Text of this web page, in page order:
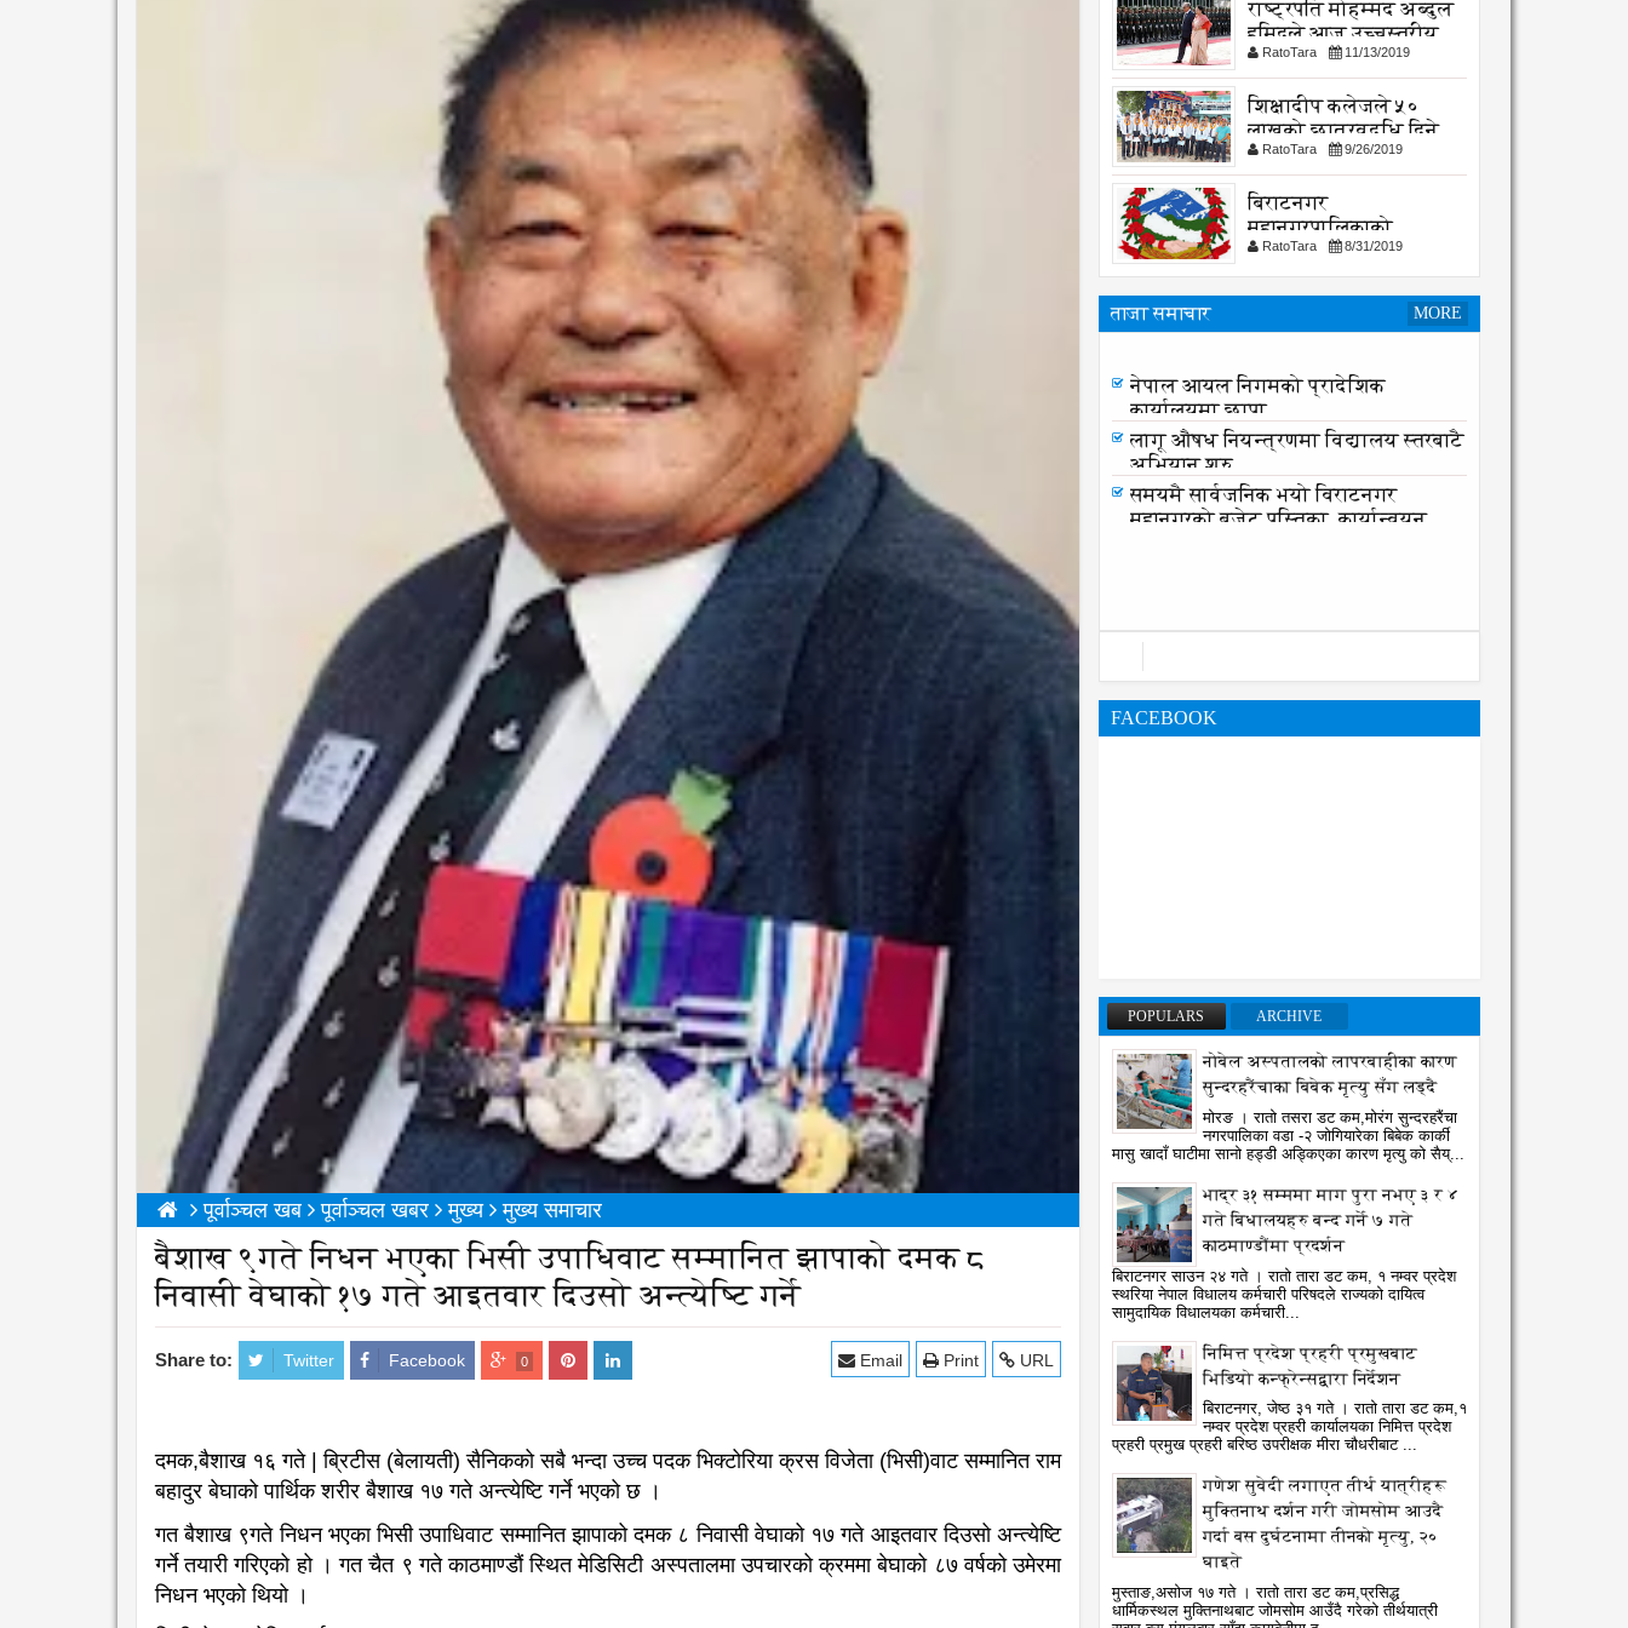
पूर्वाञ्चल खब पूर्वाञ्चल खबर मुख्य मुख्य समाचार
बैशाख ९गते निधन भएका भिसी उपाधिवाट सम्मानित झापाको दमक ८
निवासी वेघाको १७ गते आइतवार दिउसो अन्त्येष्टि गर्ने
Share to: Twitter Facebook 0 URL
Print
Email
दमक,बैशाख १६ गते | ब्रिटीस (बेलायती) सैनिकको सबै भन्दा उच्च पदक भिक्टोरिया क्रस विजेता (भिसी)वाट सम्मानित राम
बहादुर बेघाको पार्थिक शरीर बैशाख १७ गते अन्त्येष्टि गर्ने भएको छ ।
गत बैशाख ९गते निधन भएका भिसी उपाधिवाट सम्मानित झापाको दमक ८ निवासी वेघाको १७ गते आइतवार दिउसो अन्त्येष्टि
गर्ने तयारी गरिएको हो । गत चैत ९ गते काठमाण्डौं स्थित मेडिसिटी अस्पतालमा उपचारको क्रममा बेघाको ८७ वर्षको उमेरमा
निधन भएको थियो ।
राष्ट्रपति मोहम्मद अब्दुल
हमिदले आज उच्चस्तरीय
भेटवार्ता गर्नु हुदै,
RatoTara 11/13/2019
शिक्षादीप कलेजले ५०
लाखको छात्रवृद्धि दिने
घोषणा
RatoTara 9/26/2019
बिराटनगर
महानगरपालिकाको
सार्वजनिक -सुचना
RatoTara 8/31/2019
ताजा समाचार MORE
कार्यालयमा छापा
नेपाल आयल निगमको प्रादेशिक
कार्यालयमा छापा
लागू औषध नियन्त्रणमा विद्यालय स्तरबाटै
अभियान शुरु
समयमै सार्वजनिक भयो विराटनगर
FACEBOOK
POPULARS ARCHIVE
नोबेल अस्पतालको लापरबाहीका कारण
सुन्दरहरैंचाका बिबेक मृत्यु सँग लड्दै
मोरङ । रातो तसरा डट कम,मोरंग सुन्दरहरैंचा
नगरपालिका वडा -२ जोगियारेका बिबेक कार्की
मासु खादाँ घाटीमा सानो हड्डी अड्किएका कारण मृत्यु को सैय्...
भाद्र ३१ सम्ममा माग पुरा नभए ३ र ४
गते बिधालयहरु बन्द गर्ने ७ गते
काठमाण्डौंमा प्रदर्शन
बिराटनगर साउन २४ गते । रातो तारा डट कम, १ नम्वर प्रदेश
स्थरिया नेपाल विधालय कर्मचारी परिषदले राज्यको दायित्व
सामुदायिक विधालयका कर्मचारी...
निमित्त प्रदेश प्रहरी प्रमुखबाट
भिडियो कन्फ्रेन्सद्वारा निर्देशन
बिराटनगर, जेष्ठ ३१ गते । रातो तारा डट कम,१
नम्वर प्रदेश प्रहरी कार्यालयका निमित्त प्रदेश
प्रहरी प्रमुख प्रहरी बरिष्ठ उपरीक्षक मीरा चौधरीबाट ...
गणेश सुवेदी लगाएत तीर्थ यात्रीहरू
मुक्तिनाथ दर्शन गरी जोमसोम आउदै
गर्दा बस दुर्घटनामा तीनको मृत्यु, २०
घाइते
मुस्ताङ,असोज १७ गते । रातो तारा डट कम,प्रसिद्ध
धार्मिकस्थल मुक्तिनाथबाट जोमसोम आउँदै गरेको तीर्थयात्री